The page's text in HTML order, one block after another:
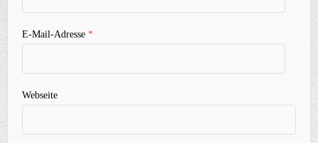
E-Mail-Adresse*
Webseite